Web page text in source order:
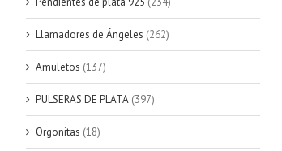
Llamadores de Ángeles (262)
Amuletos (137)
PULSERAS DE PLATA (397)
Orgonitas (18)